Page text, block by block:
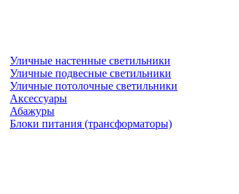
Уличные настенные светильники
Уличные подвесные светильники
Уличные потолочные светильники
Аксессуары
Абажуры
Блоки питания (трансформаторы)